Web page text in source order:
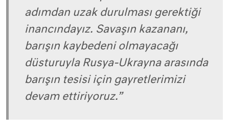
adımdan uzak durulması gerektiği
inancındayız. Savaşın kazananı,
barışın kaybedeni olmayacağı
düsturuyla Rusya-Ukrayna arasında
barışın tesisi için gayretlerimizi
devam ettiriyoruz.”